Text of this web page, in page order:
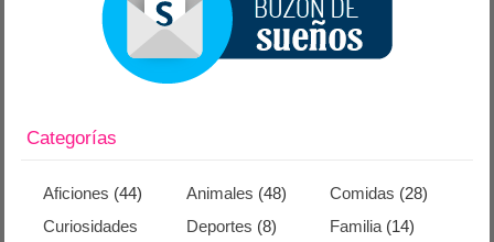
Categorías
Aficiones (44) Animales (48) Comidas (28)
Curiosidades
Deportes (8) Familia(14)